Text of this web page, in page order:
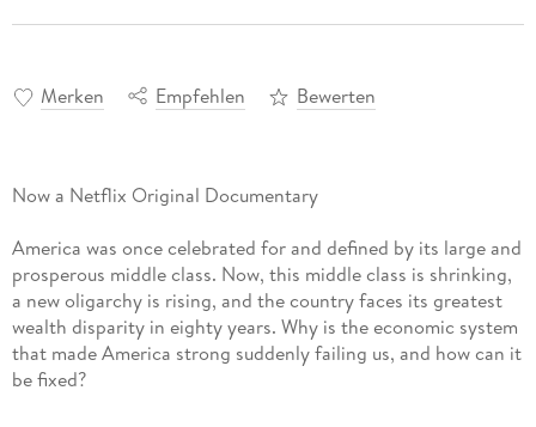
Merken Empfehlen Bewerten
Now a Netflix Original Documentary
America was once celebrated for and defined by its large and
prosperous middle class. Now, this middle class is shrinking,
a new oligarchy is rising, and the country faces its greatest
wealth disparity in eighty years. Why is the economic system
that made America strong suddenly failing us, and how can it
be fixed?